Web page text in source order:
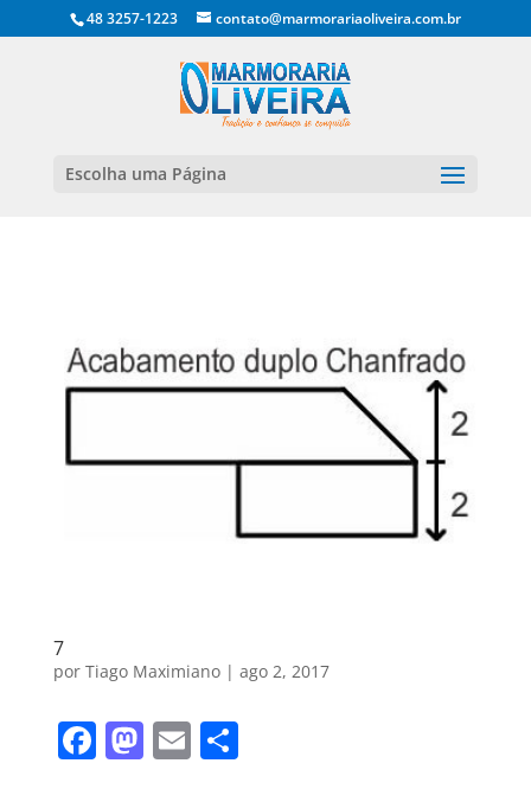
48 3257-1223 contato@marmorariaoliveira.com.br
Escolha uma Página
7
por Tiago Maximiano| ago 2, 2017
F M E S